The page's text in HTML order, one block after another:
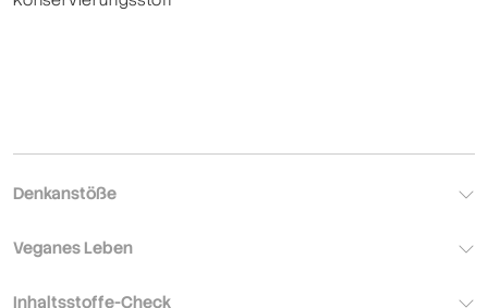
Denkanstöße
Veganes Leben
Inhaltsstoffe-Check